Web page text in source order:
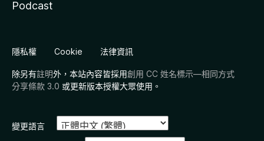
Podcast
隱私權 Cookie 法律資訊
除另有註明外，本站內容皆採用創用 CC 姓名標示—相同方式
分享條款 3.0 或更新版本授權大眾使用。
變更語言